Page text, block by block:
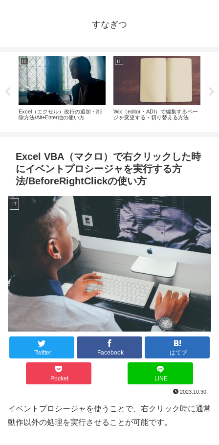
すなぎつ
IT
Excel（エクセル）改行の追加・削
除方法/Alt+Enter他の使い方
IT
Wix（editor・ADI）で編集するペー
ジを変更する・切り替える方法
Excel VBA（マクロ）で右クリックした時
にイベントプロシージャを実行する方
法/BeforeRightClickの使い方
IT
Twitter Facebook はてブ
Pocket LINE
2023.10.30
イベントプロシージャを使うことで、右クリック時に通常
動作以外の処理を実行させることが可能です。